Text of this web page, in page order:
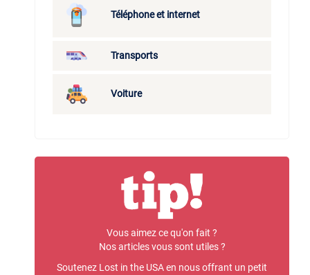
Téléphone et internet
Transports
Voiture
Vous aimez ce qu'on fait ?
Nos articles vous sont utiles ?
Soutenez Lost in the USA en nous offrant un petit